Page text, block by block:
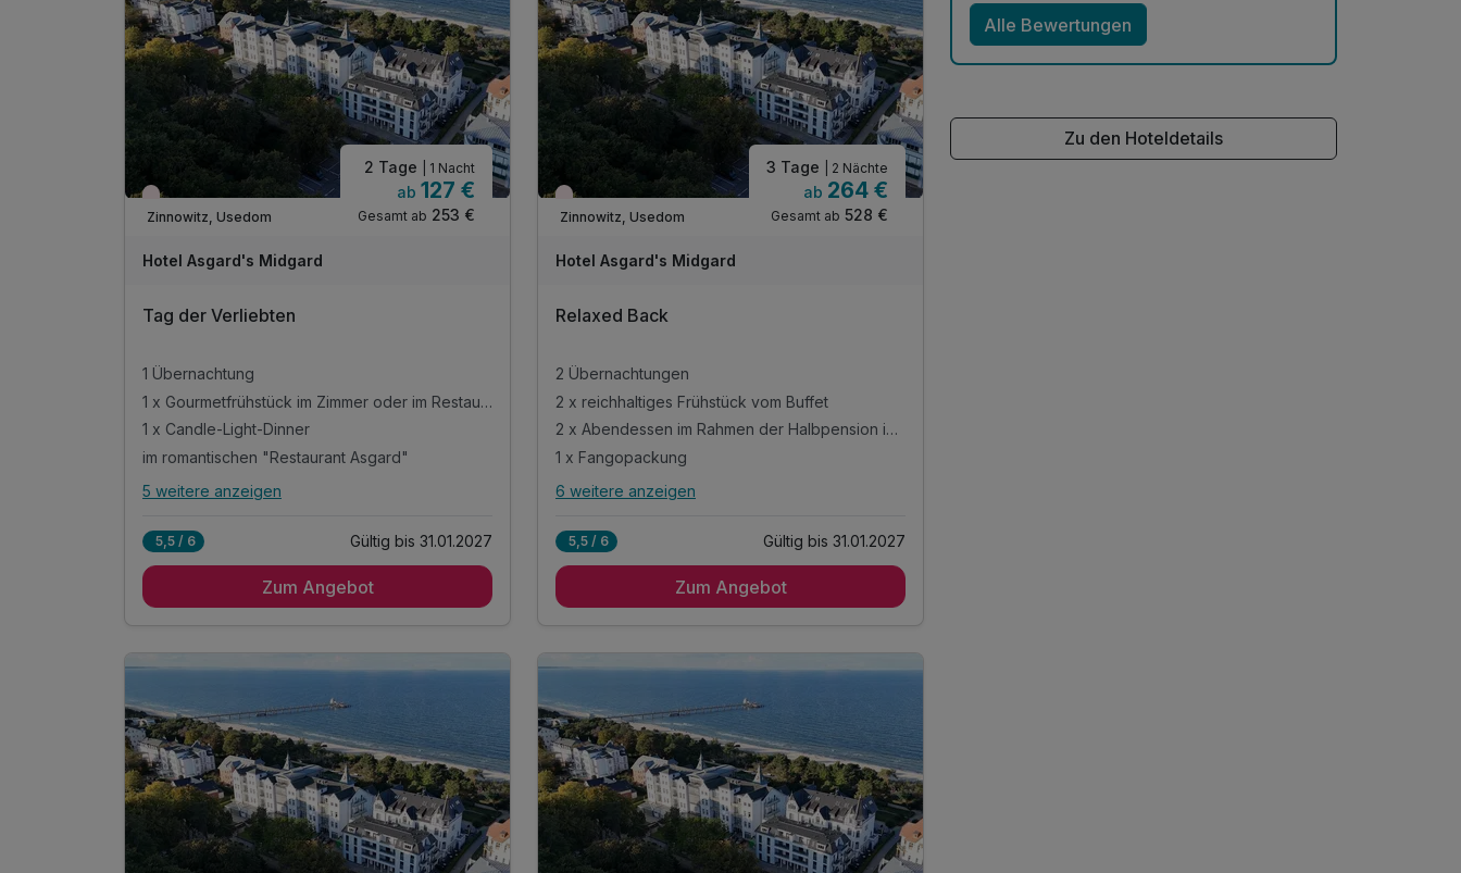
Wieder frei ab November
Zinnowitz, Usedom
2 Tage | 1 Nacht
ab 127 €
Gesamt ab 253 €
Hotel Asgard's Midgard
Tag der Verliebten
1 Übernachtung
1 x Gourmetfrühstück im Zimmer oder im Restaurant
1 x Candle-Light-Dinner
im romantischen "Restaurant Asgard"
Alle Inklusivleistungen
1 x Gourmetfrühstück im Zimmer oder im
Restaurant
im romantischen "Restaurant Asgard"
inkl. Bademantel für Ihren Aufenthalt
inkl. Nutzung des Wellnessbereiches
inkl. Nutzung des Tennisplatzes Zinnowitz
inkl. W-LAN Nutzung im Zimmer
5 weitere anzeigen
5,5 / 6 Gültig bis 31.01.2027
Zum Angebot
Wieder frei ab November
Zinnowitz, Usedom
3 Tage | 2 Nächte
ab 264 €
Gesamt ab 528 €
Hotel Asgard's Midgard
Relaxed Back
2 Übernachtungen
2 x reichhaltiges Frühstück vom Buffet
2 x Abendessen im Rahmen der Halbpension im Asgard
1 x Fangopackung
Alle Inklusivleistungen
2 x reichhaltiges Frühstück vom Buffet
1 x Fangopackung
1 x Rückenpeeling
inkl. Bademantel für Ihren Aufenthalt
inkl. Nutzung des Wellnessbereiches
inkl. Nutzung des Tennisplatzes Zinnowitz
inkl. W-LAN Nutzung im Zimmer
6 weitere anzeigen
5,5 / 6 Gültig bis 31.01.2027
Zum Angebot
Alle Bewertungen
Zu den Hoteldetails